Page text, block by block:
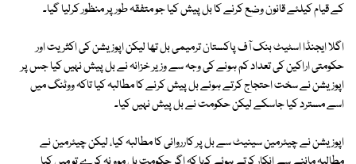
کے قیام کیلئے قانون وضع کرنے کا بل پیش کیا جو متفقہ طور پر منظور کرلیا گیا۔
اگلا ایجنڈا اسٹیٹ بنک آف پاکستان ترمیمی بل تھا لیکن اپوزیشن کی اکثریت اور
حکومتی اراکین کی تعداد کم ہونے کی وجہ سے وزیر خزانہ نے بل پیش نہیں کیا جس پر
اپوزیشن نے سخت احتجاج کرتے ہوئے بل پیش کرنے کا مطالبہ کیا تاکہ ووٹنگ میں
اسے مسترد کیا جاسکے لیکن حکومت نے بل پیش نہیں کیا۔
اپوزیشن نے چیئرمین سینیٹ سے بل پر کارروائی کا مطالبہ کیا، لیکن چیئرمین نے